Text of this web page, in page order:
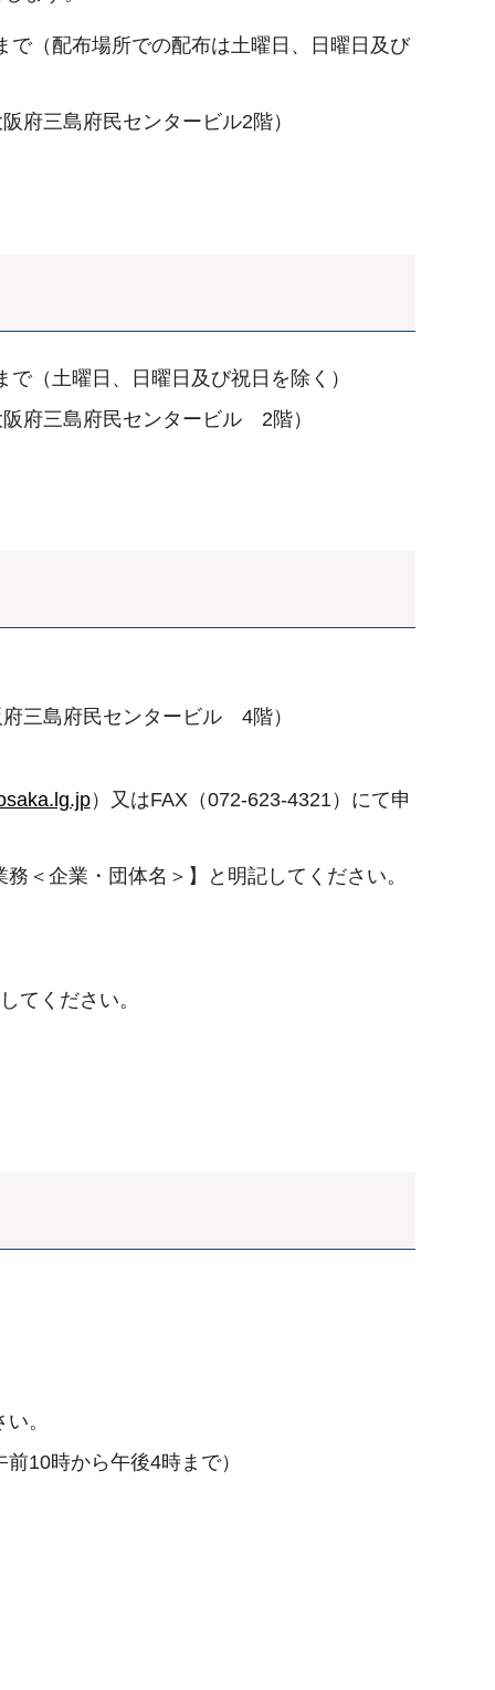
（配布場所での配布は土曜日、日曜日及び
三島府民センタービル2階）
（土曜日、日曜日及び祝日を除く）
府三島府民センタービル 2階）
三島府民センタービル 4階）
）又はFAX（072-623-4321）にて申
＜企業・団体名＞】と明記してください。
てください。
。
10時から午後4時まで）